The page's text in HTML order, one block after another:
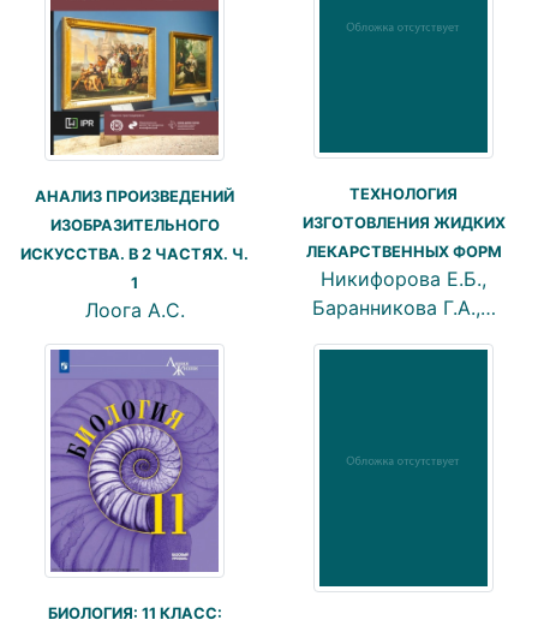
АНАЛИЗ ПРОИЗВЕДЕНИЙ
ИЗОБРАЗИТЕЛЬНОГО
ИСКУССТВА. В 2 ЧАСТЯХ. Ч.
1
Лоога А.С.
ТЕХНОЛОГИЯ
ИЗГОТОВЛЕНИЯ ЖИДКИХ
ЛЕКАРСТВЕННЫХ ФОРМ
Никифорова Е.Б.,
Баранникова Г.А.,…
БИОЛОГИЯ: 11 КЛАСС: